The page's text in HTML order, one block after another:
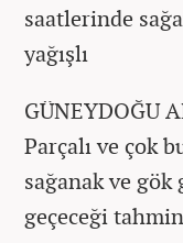
saatlerinde
yağışlı
GÜNEYDOĞU
Parçalı ve çok
sağanak ve gök
geçeceği